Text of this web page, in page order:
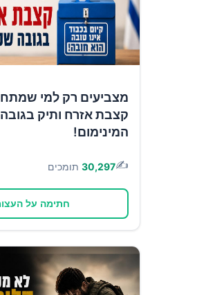
מצביעים רק למי
קצבת אזרח ותיק
המינימום!
✍️
30,297 תומכים
חתימה על